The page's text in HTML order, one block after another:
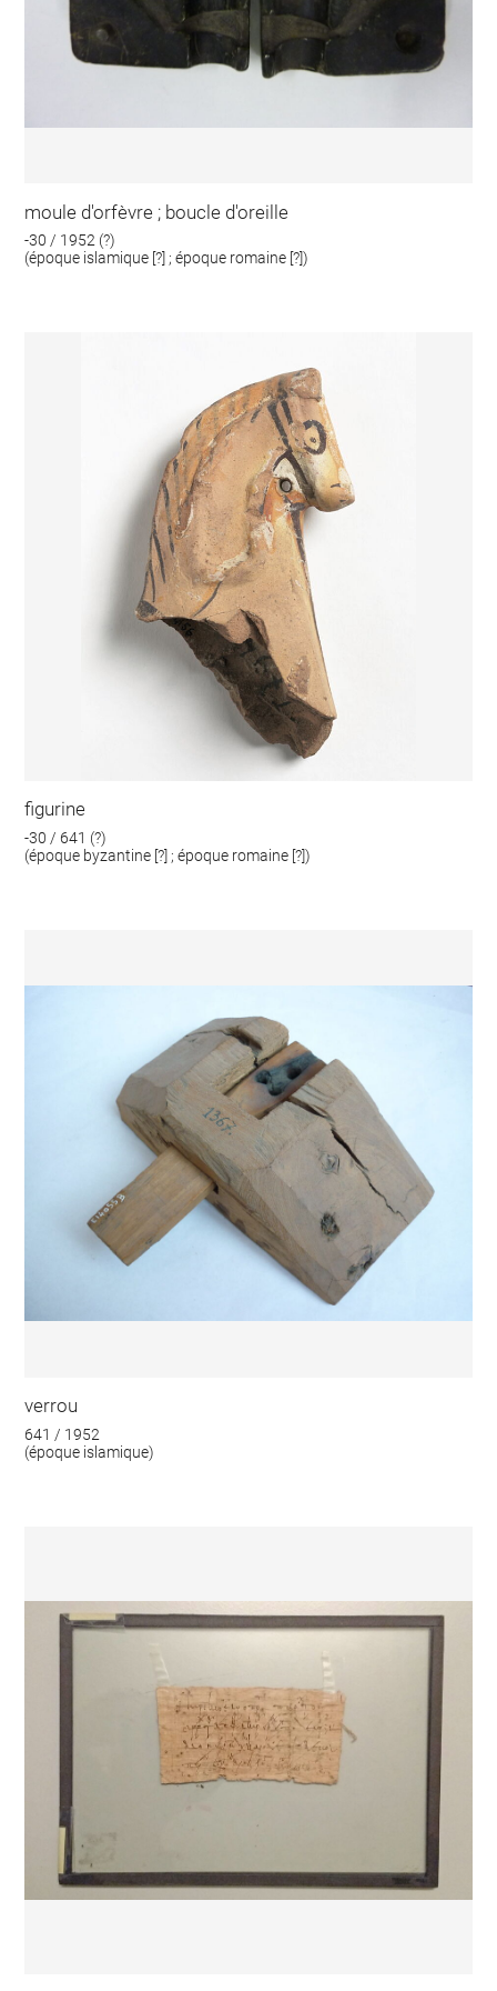
moule d'orfèvre ; boucle d'oreille
-30 / 1952 (?)
(époque islamique [?] ; époque romaine [?])
figurine
-30 / 641 (?)
(époque byzantine [?] ; époque romaine [?])
verrou
641 / 1952
(époque islamique)